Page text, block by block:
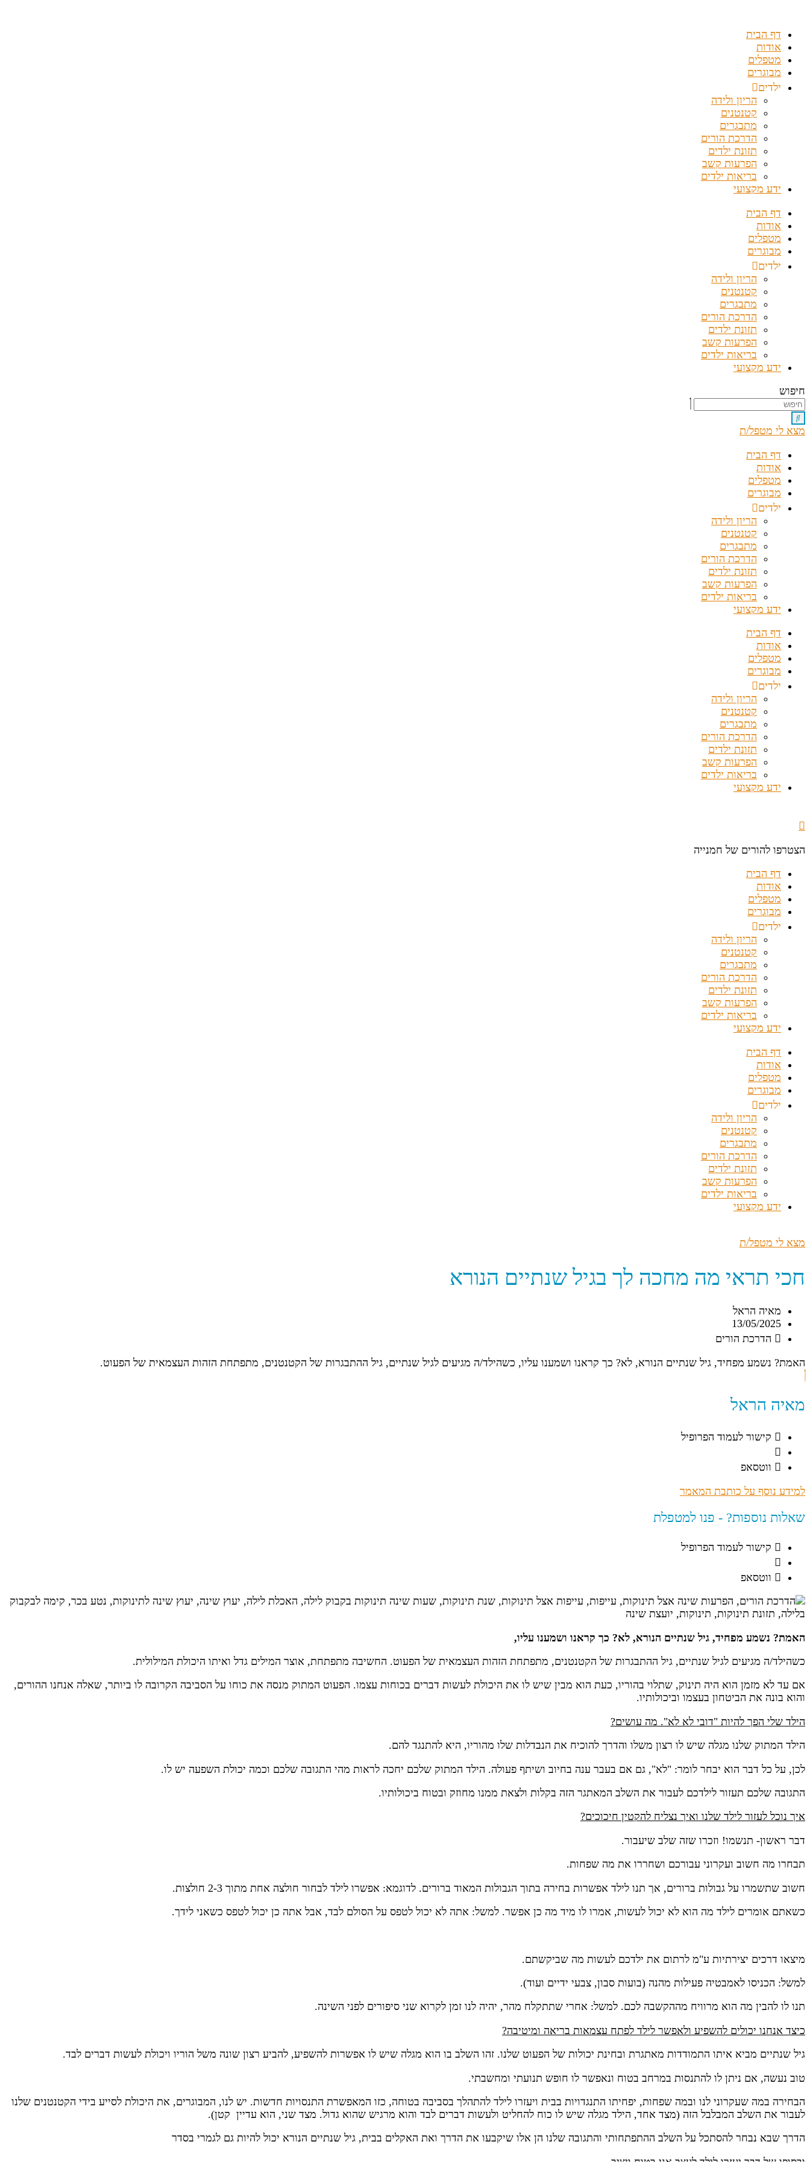
דף הבית
אודות
מטפלים
מבוגרים
ילדים
הריון ולידה
קטנטנים
מתבגרים
הדרכת הורים
תזונת ילדים
הפרעות קשב
בריאות ילדים
ידע מקצועי
דף הבית
אודות
מטפלים
מבוגרים
ילדים
הריון ולידה
קטנטנים
מתבגרים
הדרכת הורים
תזונת ילדים
הפרעות קשב
בריאות ילדים
ידע מקצועי
חיפוש
מצא לי מטפל/ת
דף הבית
אודות
מטפלים
מבוגרים
ילדים
הריון ולידה
קטנטנים
מתבגרים
הדרכת הורים
תזונת ילדים
הפרעות קשב
בריאות ילדים
ידע מקצועי
דף הבית
אודות
מטפלים
מבוגרים
ילדים
הריון ולידה
קטנטנים
מתבגרים
הדרכת הורים
תזונת ילדים
הפרעות קשב
בריאות ילדים
ידע מקצועי
הצטרפו להורים של חמנייה
דף הבית
אודות
מטפלים
מבוגרים
ילדים
הריון ולידה
קטנטנים
מתבגרים
הדרכת הורים
תזונת ילדים
הפרעות קשב
בריאות ילדים
ידע מקצועי
דף הבית
אודות
מטפלים
מבוגרים
ילדים
הריון ולידה
קטנטנים
מתבגרים
הדרכת הורים
תזונת ילדים
הפרעות קשב
בריאות ילדים
ידע מקצועי
מצא לי מטפל/ת
חכי תראי מה מחכה לך בגיל שנתיים הנורא
מאיה הראל
13/05/2025
הדרכת הורים
האמת? נשמע מפחיד, גיל שנתיים הנורא, לא? כך קראנו ושמענו עליו, כשהילד/ה מגיעים לגיל שנתיים, גיל ההתבגרות של הקטנטנים, מתפתחת הזהות העצמאית של הפעוט.
מאיה הראל
קישור לעמוד הפרופיל
ווטסאפ
למידע נוסף על כותבת המאמר
שאלות נוספות? - פנו למטפלת
קישור לעמוד הפרופיל
ווטסאפ
האמת? נשמע מפחיד, גיל שנתיים הנורא, לא? כך קראנו ושמענו עליו,
כשהילד/ה מגיעים לגיל שנתיים, גיל ההתבגרות של הקטנטנים, מתפתחת הזהות העצמאית של הפעוט. החשיבה מתפתחת, אוצר המילים גדל ואיתו היכולת המילולית.
אם עד לא מזמן הוא היה תינוק, שתלוי בהוריו, כעת הוא מבין שיש לו את היכולת לעשות דברים בכוחות עצמו. הפעוט המתוק מנסה את כוחו על הסביבה הקרובה לו ביותר, שאלה אנחנו ההורים,
והוא בונה את הביטחון בעצמו וביכולותיו.
הילד שלי הפך להיות "דובי לא לא". מה עושים?
הילד המתוק שלנו מגלה שיש לו רצון משלו והדרך להוכיח את הנבדלות שלו מהוריו, היא להתנגד להם.
לכן, על כל דבר הוא יבחר לומר: "לא", גם אם בעבר ענה בחיוב ושיתף פעולה. הילד המתוק שלכם יחכה לראות מהי התגובה שלכם וכמה יכולת השפעה יש לו.
התגובה שלכם תעזור לילדכם לעבור את השלב המאתגר הזה בקלות ולצאת ממנו מחוזק ובטוח ביכולותיו.
איך נוכל לעזור לילד שלנו ואיך נצליח להקטין חיכוכים?
דבר ראשון- תנשמו! וזכרו שזה שלב שיעבור.
תבחרו מה חשוב ועקרוני עבורכם ושחררו את מה שפחות.
חשוב שתשמרו על גבולות ברורים, אך תנו לילד אפשרות בחירה בתוך הגבולות המאוד ברורים. לדוגמא: אפשרו לילד לבחור חולצה אחת מתוך 2-3 חולצות.
כשאתם אומרים לילד מה הוא לא יכול לעשות, אמרו לו מיד מה כן אפשר. למשל: אתה לא יכול לטפס על הסולם לבד, אבל אתה כן יכול לטפס כשאני לידך.
מיצאו דרכים יצירתיות ע"מ לרתום את ילדכם לעשות מה שביקשתם.
למשל: הכניסו לאמבטיה פעילות מהנה (בועות סבון, צבעי ידיים ועוד).
תנו לו להבין מה הוא מרוויח מההקשבה לכם. למשל: אחרי שתתקלח מהר, יהיה לנו זמן לקרוא שני סיפורים לפני השינה.
כיצד אנחנו יכולים להשפיע ולאפשר לילד לפתח עצמאות בריאה ומיטיבה?
גיל שנתיים מביא איתו התמודדות מאתגרת ובחינת יכולות של הפעוט שלנו. זהו השלב בו הוא מגלה שיש לו אפשרות להשפיע, להביע רצון שונה משל הוריו ויכולת לעשות דברים לבד.
טוב נעשה, אם ניתן לו להתנסות במרחב בטוח ונאפשר לו חופש תנועתי ומחשבתי.
הבחירה במה שעקרוני לנו ובמה שפחות, יפחיתו התנגדויות בבית ויעזרו לילד להתהלך בסביבה בטוחה, כזו המאפשרת התנסויות חדשות. יש לנו, המבוגרים, את היכולת לסייע בידי הקטנטנים שלנו
לעבור את השלב המבלבל הזה (מצד אחד, הילד מגלה שיש לו כוח להחליט ולעשות דברים לבד והוא מרגיש שהוא גדול. מצד שני, הוא עדיין קטן).
הדרך שבא נבחר להסתכל על השלב ההתפתחותי והתגובה שלנו הן אלו שיקבעו את הדרך ואת האקלים בבית, גיל שנתיים הנורא יכול להיות גם לגמרי בסדר